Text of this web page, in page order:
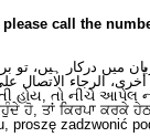
call the
میں درکار ہیں، تو
الرجاء الاتصال
હોય, તો નીચે આપેલ
ਹੋ, ਤਾਂ ਕਿਰਪਾ ਕਰਕੇ
proszę zadzwonić